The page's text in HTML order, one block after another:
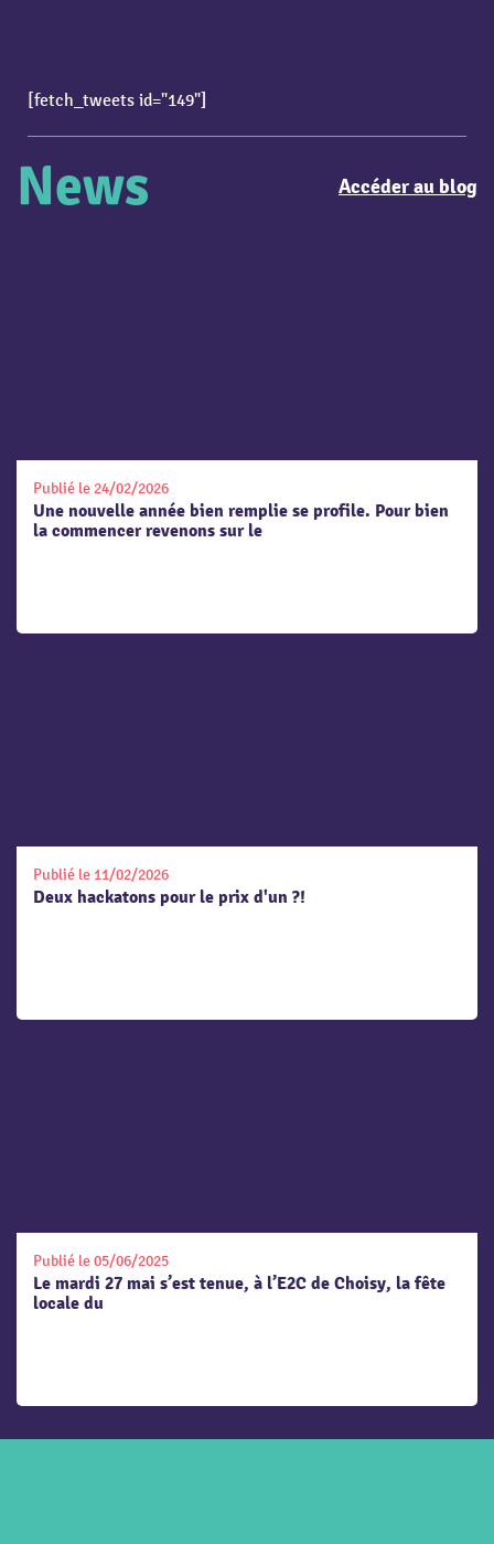
[fetch_tweets id="149"]
News Accéder au blog
Publié le 24/02/2026
Une nouvelle année bien remplie se profile. Pour bien
la commencer revenons sur le
Publié le 11/02/2026
Deux hackatons pour le prix d'un ?!
Publié le 05/06/2025
Le mardi 27 mai s’est tenue, à l’E2C de Choisy, la fête
locale du